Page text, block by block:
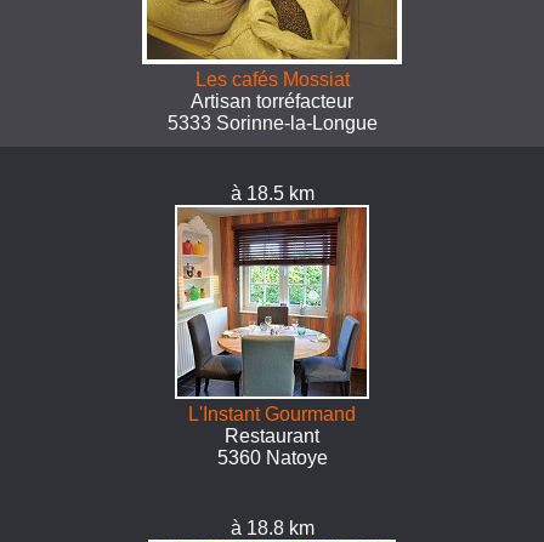
Les cafés Mossiat
Artisan torréfacteur
5333 Sorinne-la-Longue
à 18.5 km
L'Instant Gourmand
Restaurant
5360 Natoye
à 18.8 km